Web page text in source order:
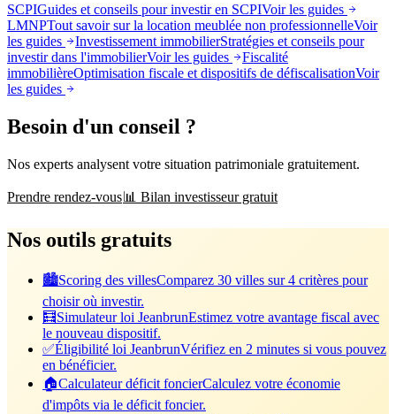
SCPIGuides et conseils pour investir en SCPIVoir les guides
LMNPTout savoir sur la location meublée non professionnelleVoir
les guides
Investissement immobilierStratégies et conseils pour
investir dans l'immobilierVoir les guides
Fiscalité
immobilièreOptimisation fiscale et dispositifs de défiscalisationVoir
les guides
Besoin d'un conseil ?
Nos experts analysent votre situation patrimoniale gratuitement.
Prendre rendez-vous📊 Bilan investisseur gratuit
Nos outils gratuits
🏙️Scoring des villesComparez 30 villes sur 4 critères pour
choisir où investir.
🧮Simulateur loi JeanbrunEstimez votre avantage fiscal avec
le nouveau dispositif.
✅Éligibilité loi JeanbrunVérifiez en 2 minutes si vous pouvez
en bénéficier.
🏠Calculateur déficit foncierCalculez votre économie
d'impôts via le déficit foncier.